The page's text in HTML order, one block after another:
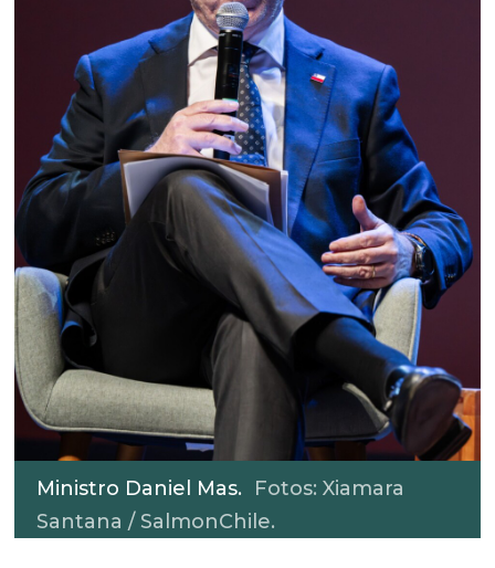
Ministro Daniel Mas. Fotos: Xiamara
Santana / SalmonChile.